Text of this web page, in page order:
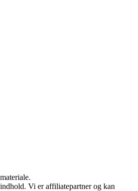
Vi er affiliatepartner og kan